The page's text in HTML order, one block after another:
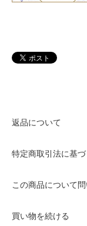
返品について
特定商取引法に基
この商品について
買い物を続ける